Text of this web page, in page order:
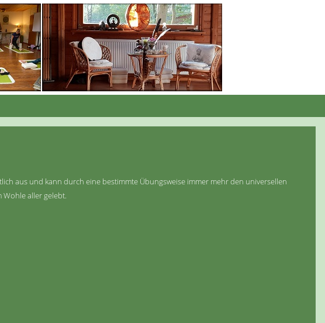
aus und kann durch eine bestimmte Übungsweise immer mehr den universellen
Wohle aller gelebt.